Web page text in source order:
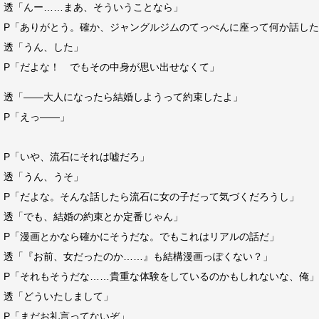
透「んー……まあ、そういうことなら」
P「ありがとう。確か、ジャングルジムのてっぺんに座って何か話した
透「うん、した」
P「だよな！ でもその中身が思い出せなくて」
透「――大人になったら結婚しようって約束したよ」
P「えっ――」
P「いや、流石にそれは嘘だろ」
透「うん、うそ」
P「だよな。そんな話したら流石に女の子だって気づくだろうし」
透「でも、結婚の約束とか定番じゃん」
P「漫画とかなら確かにそうだな。でもこれはリアルの話だ」
透「『お前、女だったのか……』も結構漫画っぽくない？」
P「それもそうだな……貴重な体験をしているのかもしれないな、俺」
透「どういたしまして」
P「まだお礼言ってないぞ」